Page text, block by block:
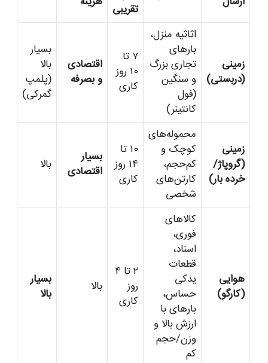
تقریبی
زمینی
(دربستی)
اثاثیه منزل،
بارهای
تجاری بزرگ
و سنگین
(فول
کانتینر)
۷ تا
۱۰ روز
کاری
اقتصادی
و بصرفه
بسیار
بالا
(پلمپ
گمرکی)
زمینی
(گروپاژ/
خرده بار)
محموله‌های
کوچک و
کم‌حجم،
کارتن‌های
شخصی
۱۰ تا
۱۴ روز
کاری
بسیار
اقتصادی
بالا
هوایی
(کارگو)
کالاهای
فوری،
اسناد،
قطعات
یدکی
حساس،
بارهای با
ارزش بالا و
وزن/حجم
کم
۲ تا ۴
روز
کاری
بالا
بسیار
بالا